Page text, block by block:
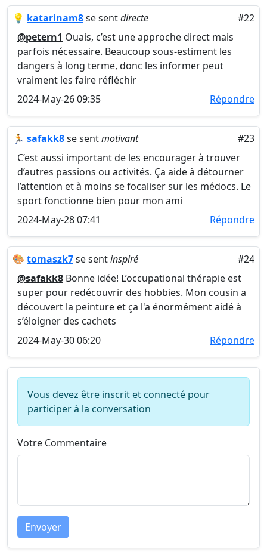
💡 katarinam8se sentdirecte
#22
@petern1 Ouais, c’est une approche direct mais
parfois nécessaire. Beaucoup sous-estiment les
dangers à long terme, donc les informer peut
vraiment les faire réfléchir
2024-May-26 09:35
Répondre
🏃 safakk8se sentmotivant
#23
C’est aussi important de les encourager à trouver
d’autres passions ou activités. Ça aide à détourner
l’attention et à moins se focaliser sur les médocs. Le
sport fonctionne bien pour mon ami
2024-May-28 07:41
Répondre
🎨 tomaszk7se sentinspiré
#24
@safakk8 Bonne idée! L’occupational thérapie est
super pour redécouvrir des hobbies. Mon cousin a
découvert la peinture et ça l'a énormément aidé à
s’éloigner des cachets
2024-May-30 06:20
Répondre
Vous devez être inscrit et connecté pour
participer à la conversation
Votre Commentaire
Envoyer